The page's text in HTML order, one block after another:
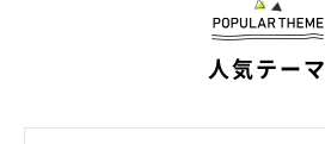
人気テーマ